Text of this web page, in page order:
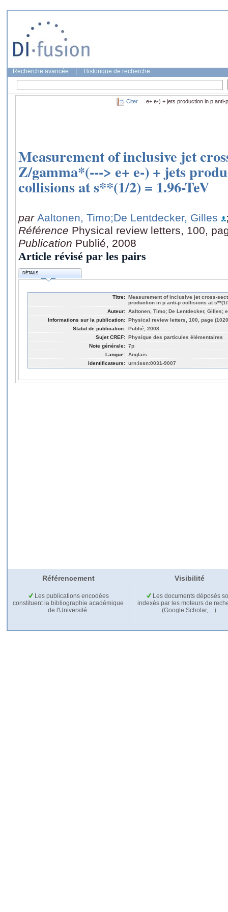
Recherche avancée Historique de recherche
e+ e-) + jets production in p
Citer
Measurement of inclusive jet
Z/gamma*(---> e+ e-) + jets
collisions at s**(1/2) = 1.96-TeV
par Aaltonen, Timo;De Lentdecker, Gilles
Référence Physical review letters, 100,
Publication Publié, 2008
Article révisé par les pairs
DÉTAILS
Titre: Measurement of inclusive jet cross-
production in p anti-p collisions at s**(1/
Auteur: Aaltonen, Timo; De Lentdecker, Gilles;
Informations sur la publication: Physical review letters, 100, page
Statut de publication: Publié, 2008
Sujet CREF: Physique des particules élémentaires
Note générale: 7p
Langue: Anglais
Identificateurs: urn:issn:0031-9007
Référencement Visibilité
Les publications encodées
constituent la bibliographie académique
de l'Université.
Les documents déposés
indexés par les moteurs de
(Google Scholar,…).